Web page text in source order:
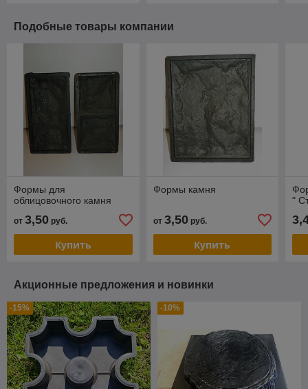
Подобные товары компании
Формы для
облицовочного камня
от 3,50 руб.
Купить
Формы камня
от 3,50руб.
Купить
"
Акционные предложения и новинки
-15% -10%